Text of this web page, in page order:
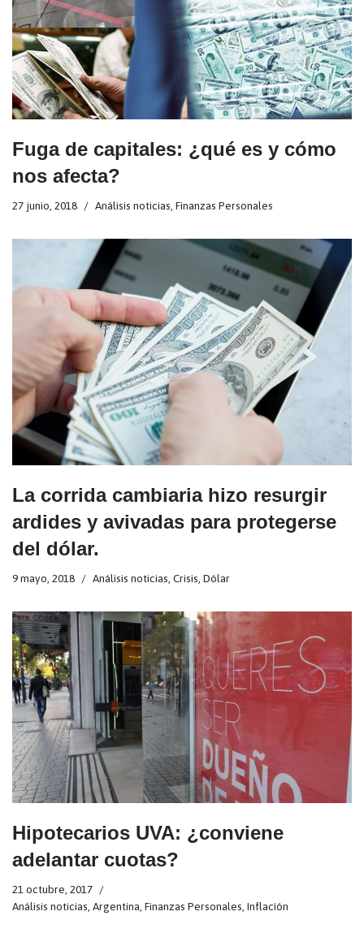
Fuga de capitales: ¿qué es y cómo
nos afecta?
27 junio, 2018 Análisis noticias, Finanzas Personales
La corrida cambiaria hizo resurgir
ardides y avivadas para protegerse
del dólar.
9 mayo, 2018 Análisis noticias Crisis Dólar
Hipotecarios UVA: ¿conviene
adelantar cuotas?
21 octubre, 2017
Análisis noticias Argentina Finanzas Personales Inflación